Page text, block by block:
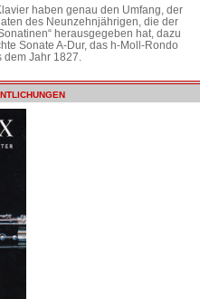
haben genau den Umfang, der
des Neunzehnjährigen, die der
herausgegeben hat, dazu
Sonate A-Dur, das h-Moll-Rondo
Jahr 1827.